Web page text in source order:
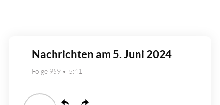
Nachrichten am 5. Juni 2024
Folge 959 5:41